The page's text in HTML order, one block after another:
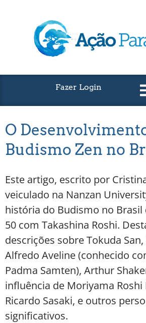
Fazer Login
O
Budismo Zen no
Este artigo, escrito por
veiculado na Nanzan
história do Budismo no Brasil
50 com Takashina Roshi.
descrições sobre Tokuda San,
Alfredo Aveline (conhecido
Padma Samten), Arthur
influência de Moriyama Roshi
Ricardo Sasaki, e outros
significativos.